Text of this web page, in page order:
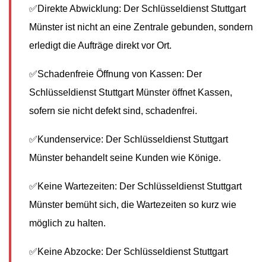
✅Direkte Abwicklung: Der Schlüsseldienst Stuttgart
Münster ist nicht an eine Zentrale gebunden, sondern
erledigt die Aufträge direkt vor Ort.
✅Schadenfreie Öffnung von Kassen: Der
Schlüsseldienst Stuttgart Münster öffnet Kassen,
sofern sie nicht defekt sind, schadenfrei.
✅Kundenservice: Der Schlüsseldienst Stuttgart
Münster behandelt seine Kunden wie Könige.
✅Keine Wartezeiten: Der Schlüsseldienst Stuttgart
Münster bemüht sich, die Wartezeiten so kurz wie
möglich zu halten.
✅Keine Abzocke: Der Schlüsseldienst Stuttgart